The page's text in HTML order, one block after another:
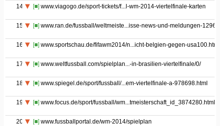
14 [■] www.viagogo.de/sport-tickets/f...l-wm-2014-viertelfinale-karten
15 [■] www.ran.de/fussball/weltmeiste...isse-news-und-meldungen-
16 [■] www.sportschau.de/fifawm2014/n...icht-belgien-gegen-usa100.html
17 [■] www.weltfussball.com/spielplan...-in-brasilien-viertelfinale/0/
18 [■] www.spiegel.de/sport/fussball/...em-viertelfinale-a-978698.html
19 [■] www.focus.de/sport/fussball/wm...tmeisterschaft_id_3874280.html
20 [■] www.fussballportal.de/wm-2014/spielplan